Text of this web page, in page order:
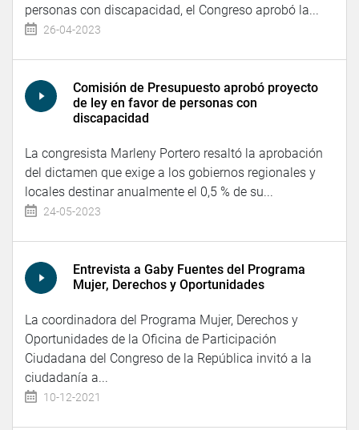
personas con discapacidad, el Congreso aprobó la...
26-04-2023
Comisión de Presupuesto aprobó proyecto
de ley en favor de personas con
discapacidad
La congresista Marleny Portero resaltó la aprobación
del dictamen que exige a los gobiernos regionales y
locales destinar anualmente el 0,5 % de su...
24-05-2023
Entrevista a Gaby Fuentes del Programa
Mujer, Derechos y Oportunidades
La coordinadora del Programa Mujer, Derechos y
Oportunidades de la Oficina de Participación
Ciudadana del Congreso de la República invitó a la
ciudadanía a...
10-12-2021